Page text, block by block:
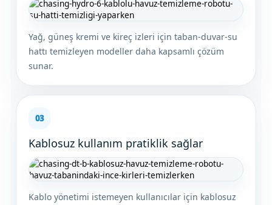
Yağ, güneş kremi ve kireç izleri için taban-duvar-su
hattı temizleyen modeller daha kapsamlı çözüm
sunar.
03
Kablosuz kullanım pratiklik sağlar
Kablo yönetimi istemeyen kullanıcılar için kablosuz